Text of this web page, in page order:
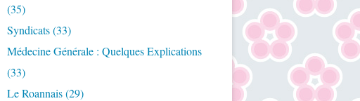
(35)
Syndicats(33)
Médecine Générale : Quelques Explications
(33)
Le Roannais(29)